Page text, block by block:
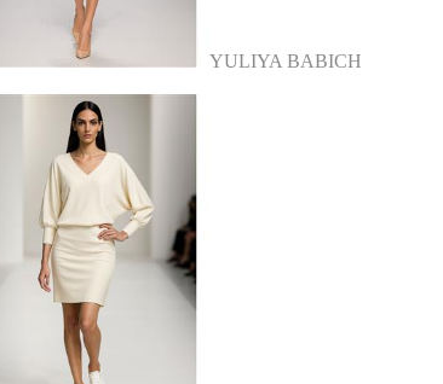
YULIYA BABICH